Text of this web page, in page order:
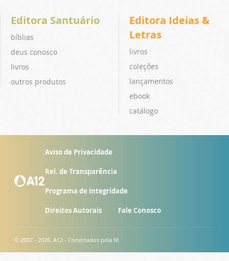
Editora Santuário
bíblias
deus conosco
livros
outros produtos
Editora Ideias &
Letras
livros
coleções
lançamentos
ebook
catálogo
Aviso de Privacidade
Rel. de Transparência
Programa de Integridade
Direitos Autorais Fale Conosco
© 2007 - 2026. A12 - Conectados pela fé.